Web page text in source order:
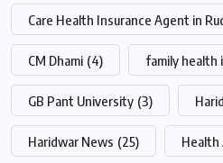
Care Health Insurance Agent in
CM Dhami (4) family health
GB Pant University (3)
Haridwar News (25) Health